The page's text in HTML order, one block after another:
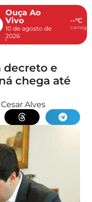
Ouça Ao
Vivo
10 de agosto de
2026
--°C
decreto e
chega até
Alves